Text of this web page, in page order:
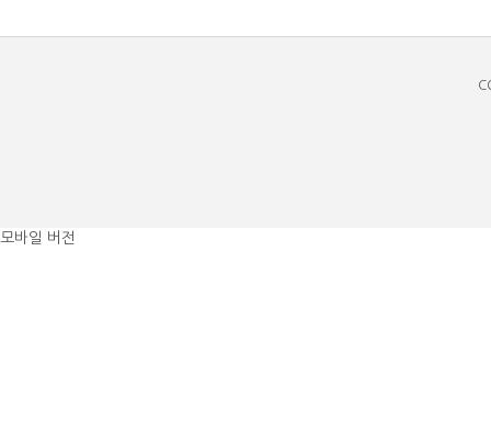
모바일 버전